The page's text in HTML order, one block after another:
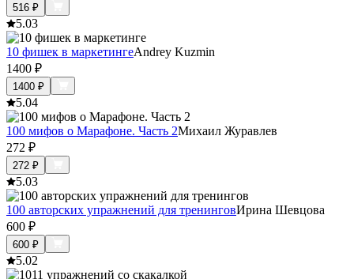
516 ₽
5.03
10 фишек в маркетингеAndrey Kuzmin
1400 ₽
1400 ₽
5.04
100 мифов о Марафоне. Часть 2Михаил Журавлев
272 ₽
272 ₽
5.03
100 авторских упражнений для тренинговИрина Шевцова
600 ₽
600 ₽
5.02